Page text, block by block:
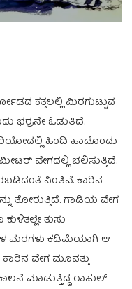
ಕತ್ತಲಲ್ಲಿ ಮಿರಗುಟ್ಟುವ
ಭರ್ರನೇ ಓಡುತಿದೆ.
ಹಿಂದಿ ಹಾಡೊಂದು
ವೇಗದಲ್ಲಿ ಚಲಿಸುತ್ತಿದೆ.
ನಿಂತಿವೆ. ಕಾರಿನ
ತೋರುತ್ತಿದೆ. ಗಾಡಿಯ ವೇಗ
ತುಸು
ಮರಗಳು ಕಡಿಮೆಯಾಗಿ ಆ
ವೇಗ ಮೂವತ್ತು
ಮಾಡುತ್ತಿದ್ದ ರಾಹುಲ್